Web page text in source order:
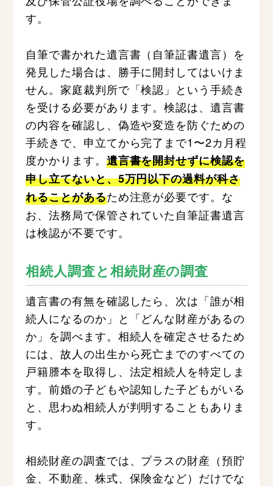
す。
自筆で書かれた遺言書（自筆証書遺言）を
発見した場合は、勝手に開封してはいけま
せん。家庭裁判所で「検認」という手続き
を受ける必要があります。検認は、遺言書
の内容を確認し、偽造や変造を防ぐための
手続きで、申立てから完了まで1〜2カ月程
度かかります。 遺言書を開封せずに検認を
申し立てないと、5万円以下の過料が科さ
れることがあるため注意が必要です。な
お、法務局で保管されていた自筆証書遺言
は検認が不要です。
相続人調査と相続財産の調査
遺言書の有無を確認したら、次は「誰が相
続人になるのか」と「どんな財産があるの
か」を調べます。相続人を確定させるため
には、故人の出生から死亡までのすべての
戸籍謄本を取得し、法定相続人を特定しま
す。前婚の子どもや認知した子どもがいる
と、思わぬ相続人が判明することもありま
す。
相続財産の調査では、プラスの財産（預貯
金、不動産、株式、保険金など）だけでな